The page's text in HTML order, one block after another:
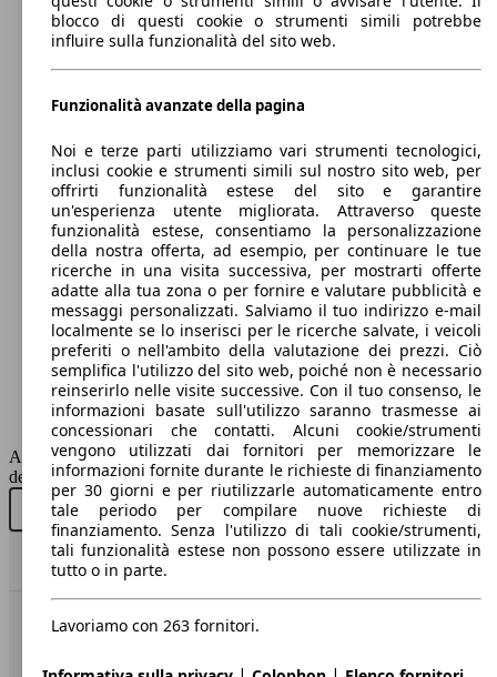
Vitara 1.0 boosterjet Katana 4wd allgrip
82 KW
(112 PS)
Ø
l/
Vitara 1.0 boosterjet Starview 2wd
82 KW
(112 PS)
Ø
l/
Vitara 1.0 boosterjet Starview 2wd auto
82 KW
(112 PS)
Ø
l/
(140 PS) l/
Vitara 1.4 boosterjet S s&s 4wd allgrip auto
103 KW
(140 PS)
Ø
l/
Vitara 1.4 boosterjet XT s&s 4wd allgrip
103 KW
(140 PS)
Ø
l/
Vitara 1.4 boosterjet XT s&s 4wd allgrip auto
SUV/Fuoristrada/Pick-up
Diesel
Model Version
AutoScout24 non si assume alcuna responsabilità per la correttezza
dei dati.
Acquista nuovo
Acquista usato
Torna su
Benvenuti su AutoScout24, il mercato auto europeo.
blocco di questi cookie o strumenti simili potrebbe
influire sulla funzionalità del sito web.
Funzionalità avanzate della pagina
Noi e terze parti utilizziamo vari strumenti tecnologici,
inclusi cookie e strumenti simili sul nostro sito web, per
offrirti funzionalità estese del sito e garantire
un'esperienza utente migliorata. Attraverso queste
funzionalità estese, consentiamo la personalizzazione
della nostra offerta, ad esempio, per continuare le tue
ricerche in una visita successiva, per mostrarti offerte
adatte alla tua zona o per fornire e valutare pubblicità e
messaggi personalizzati. Salviamo il tuo indirizzo e-mail
localmente se lo inserisci per le ricerche salvate, i veicoli
preferiti o nell'ambito della valutazione dei prezzi. Ciò
semplifica l'utilizzo del sito web, poiché non è necessario
reinserirlo nelle visite successive. Con il tuo consenso, le
informazioni basate sull'utilizzo saranno trasmesse ai
concessionari che contatti. Alcuni cookie/strumenti
vengono utilizzati dai fornitori per memorizzare le
informazioni fornite durante le richieste di finanziamento
per 30 giorni e per riutilizzarle automaticamente entro
tale periodo per compilare nuove richieste di
finanziamento. Senza l'utilizzo di tali cookie/strumenti,
tali funzionalità estese non possono essere utilizzate in
tutto o in parte.
Lavoriamo con 263 fornitori.